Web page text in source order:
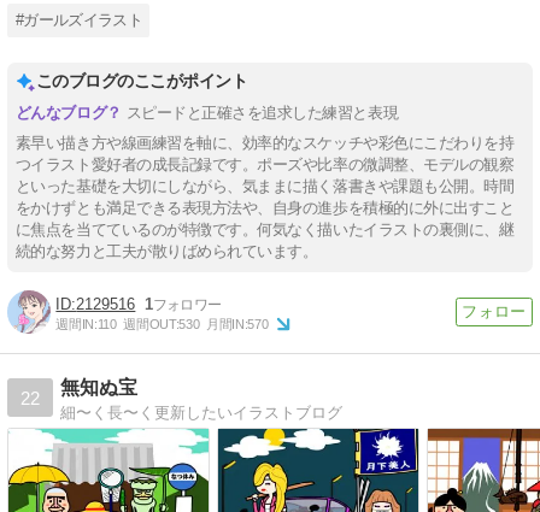
#ガールズイラスト
このブログのここがポイント
スピードと正確さを追求した練習と表現
素早い描き方や線画練習を軸に、効率的なスケッチや彩色にこだわりを持
つイラスト愛好者の成長記録です。ポーズや比率の微調整、モデルの観察
といった基礎を大切にしながら、気ままに描く落書きや課題も公開。時間
をかけずとも満足できる表現方法や、自身の進歩を積極的に外に出すこと
に焦点を当てているのが特徴です。何気なく描いたイラストの裏側に、継
続的な努力と工夫が散りばめられています。
2129516 1
週間IN:110 週間OUT:530 月間IN:570
22
無知ぬ宝
細〜く長〜く更新したいイラストブログ